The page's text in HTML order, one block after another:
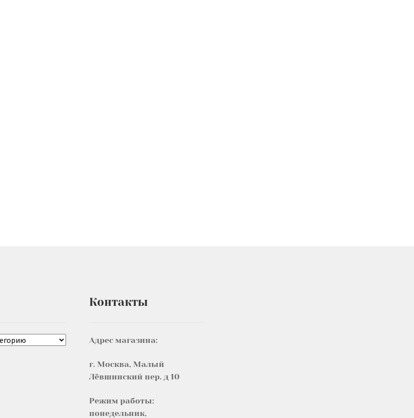
Контакты
Адрес магазина:
г. Москва, Малый
Лёвшинский пер. д 10
Режим работы:
понедельник,